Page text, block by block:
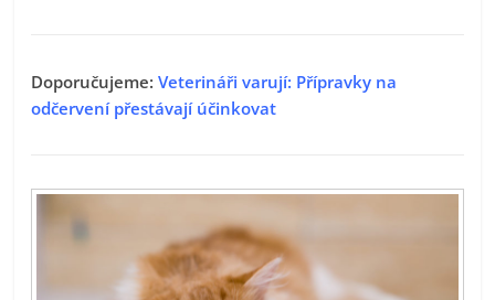
Doporučujeme:Veterináři varují: Přípravky na
odčervení přestávají účinkovat